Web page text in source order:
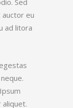
eu
ad litora
aliquet.